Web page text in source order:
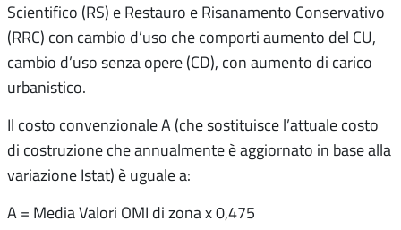
Scientifico (RS) e Restauro e Risanamento Conservativo
(RRC) con cambio d’uso che comporti aumento del CU,
cambio d’uso senza opere (CD), con aumento di carico
urbanistico.
Il costo convenzionale A (che sostituisce l’attuale costo
di costruzione che annualmente è aggiornato in base alla
variazione Istat) è uguale a:
A = Media Valori OMI di zona x 0,475